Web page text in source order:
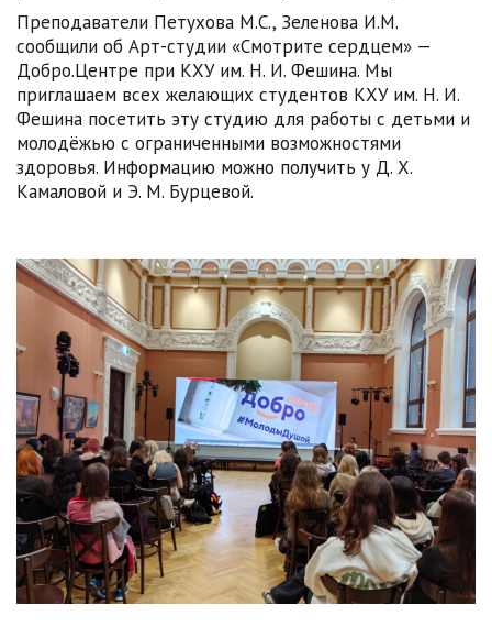
Преподаватели Петухова М.С., Зеленова И.М.
сообщили об Арт-студии «Смотрите сердцем» —
Добро.Центре при КХУ им. Н. И. Фешина. Мы
приглашаем всех желающих студентов КХУ им. Н. И.
Фешина посетить эту студию для работы с детьми и
молодёжью с ограниченными возможностями
здоровья. Информацию можно получить у Д. Х.
Камаловой и Э. М. Бурцевой.